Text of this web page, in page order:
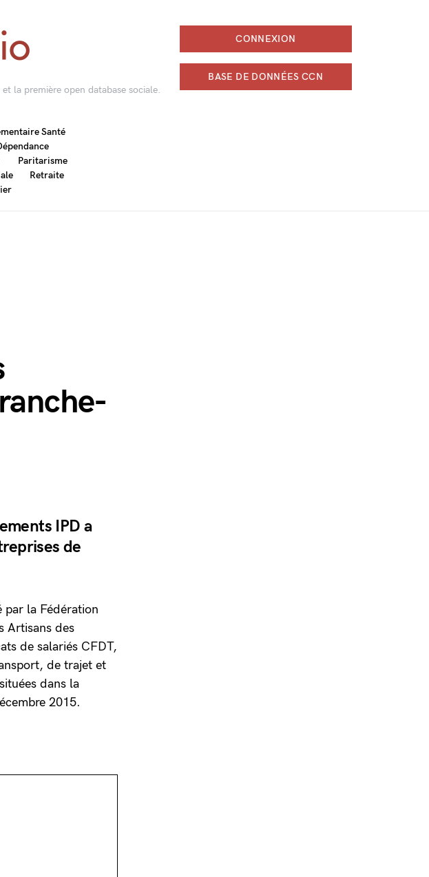
la première open database sociale.
CONNEXION
BASE DE DONNÉES CCN
Santé
Paritarisme
Retraite
IPD a
de
par la Fédération
Artisans des
de salariés CFDT,
de trajet et
dans la
2015.